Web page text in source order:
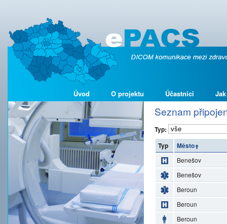
Úvod O projektu Účastníci
Seznam
Typ:
Typ
Město
Benešov
Benešov
Beroun
Beroun
Beroun